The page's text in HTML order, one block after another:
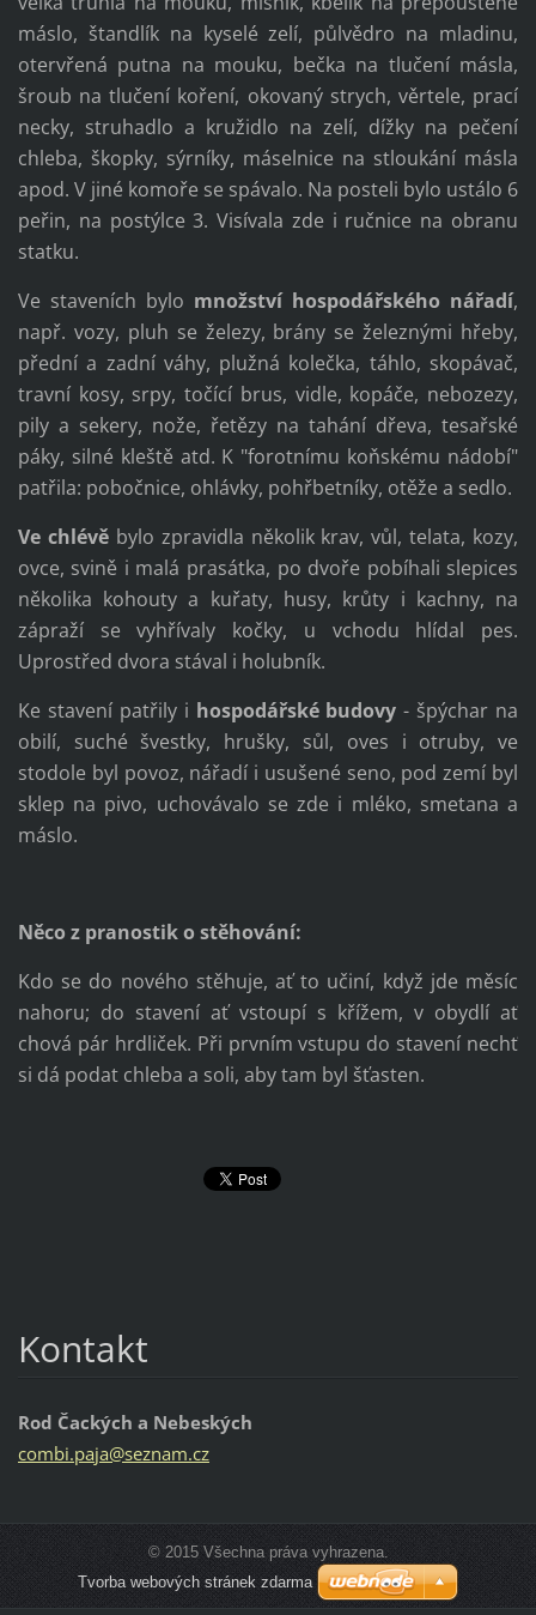
máslo, štandlík na kyselé zelí, půlvědro na mladinu,
otervřená putna na mouku, bečka na tlučení másla,
šroub na tlučení koření, okovaný strych, věrtele, prací
necky, struhadlo a kružidlo na zelí, dížky na pečení
chleba, škopky, sýrníky, máselnice na stloukání másla
apod. V jiné komoře se spávalo. Na posteli bylo ustálo 6
peřin, na postýlce 3. Visívala zde i ručnice na obranu
statku.
Ve staveních bylo množství hospodářského nářadí,
např. vozy, pluh se železy, brány se železnými hřeby,
přední a zadní váhy, plužná kolečka, táhlo, skopávač,
travní kosy, srpy, točící brus, vidle, kopáče, nebozezy,
pily a sekery, nože, řetězy na tahání dřeva, tesařské
páky, silné kleště atd. K "forotnímu koňskému nádobí"
patřila: pobočnice, ohlávky, pohřbetníky, otěže a sedlo.
Ve chlévěbylo zpravidla několik krav, vůl, telata, kozy,
ovce, svině i malá prasátka, po dvoře pobíhali slepices
několika kohouty a kuřaty, husy, krůty i kachny, na
zápraží se vyhřívaly kočky, u vchodu hlídal pes.
Uprostřed dvora stával i holubník.
Ke stavení patřily i hospodářské budovy- špýchar na
obilí, suché švestky, hrušky, sůl, oves i otruby, ve
stodole byl povoz, nářadí i usušené seno, pod zemí byl
sklep na pivo, uchovávalo se zde i mléko, smetana a
máslo.
Něco z pranostik o stěhování:
Kdo se do nového stěhuje, ať to učiní, když jde měsíc
nahoru; do stavení ať vstoupí s křížem, v obydlí ať
chová pár hrdliček. Při prvním vstupu do stavení nechť
si dá podat chleba a soli, aby tam byl šťasten.
Kontakt
Rod Čackých a Nebeských
combi.paja@seznam.cz
© 2015 Všechna práva vyhrazena.
Tvorba webových stránek zdarma